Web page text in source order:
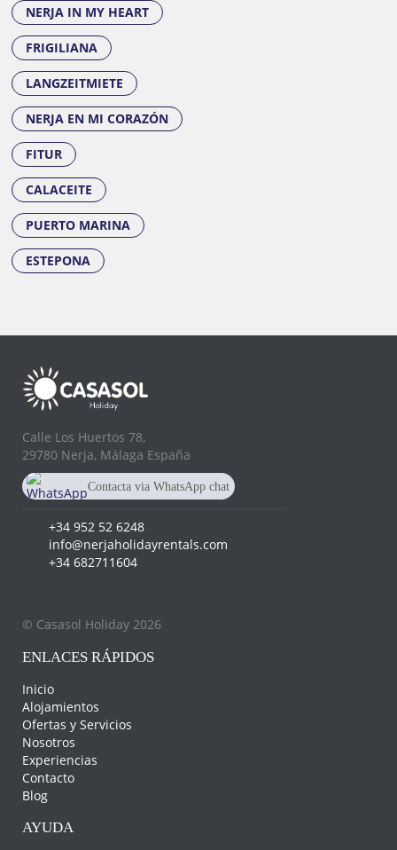
NERJA IN MY HEART
FRIGILIANA
LANGZEITMIETE
NERJA EN MI CORAZÓN
FITUR
CALACEITE
PUERTO MARINA
ESTEPONA
Calle Los Huertos 78,
29780 Nerja, Málaga España
Contacta via WhatsApp chat
+34 952 52 6248
info@nerjaholidayrentals.com
+34 682711604
© Casasol Holiday 2026
ENLACES RÁPIDOS
Inicio
Alojamientos
Ofertas y Servicios
Nosotros
Experiencias
Contacto
Blog
AYUDA